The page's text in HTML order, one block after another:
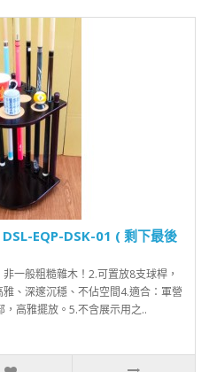
EQP-DSK-01 ( 剩下最後
一般粗糙雜木！2.可置放8支球桿，
、深邃沉穩、不佔空間4.適合：軍營
高雅擺放。5.不含展示用之..